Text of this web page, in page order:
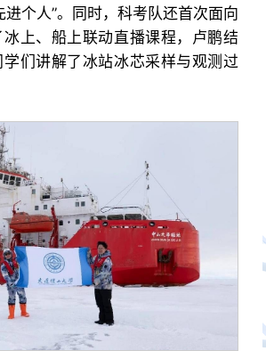
进个人”。同时，科考队还首次面向
上、船上联动直播课程，卢鹏结
们讲解了冰站冰芯采样与观测过